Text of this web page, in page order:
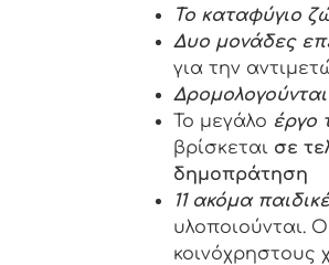
Το καταφύγιο
Δυο μονάδες
για την
Το μεγάλο έργο
βρίσκεται σε
δημοπράτηση
11 ακόμα
υλοποιούνται.
κοινόχρηστους